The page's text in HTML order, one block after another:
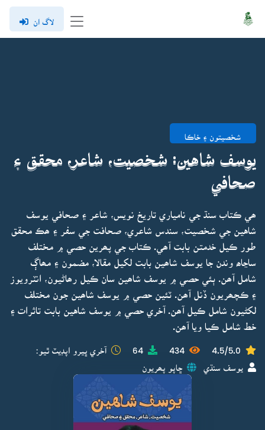
لاگ ان
شخصيتون ۽ خاڪا
يوسف شاهين: شخصيت، شاعر، محقق ۽
صحافي
ھي ڪتاب سنڌ جي نامياري تاريخ نويس، شاعر ۽ صحافي يوسف
شاهين جي شخصيت، سندس شاعري، صحافت جي سفر ۽ ھڪ محقق
طور ڪيل خدمتن بابت آھي. ڪتاب جي پھرين حصي ۾ مختلف
ساڃاھ وندن جا يوسف شاھين بابت لکيل مقالا، مضمون ۽ مھاڳ
شامل آھن. ٻئي حصي ۾ يوسف شاھين سان ڪيل رھاڻيون، انٽرويوز
۽ ڪچھريون ڏنل آھن. ٽئين حصي ۾ يوسف شاھين جون مختلف
لکڻيون شامل ڪيل آھن. آخري حصي ۾ يوسف شاهين بابت تاثرات ۽
خط شامل ڪيا ويا آھن.
4.5/5.0
434
64 آخري ڀيرو اپڊيٽ ٿيو:
يوسف سنڌي ڇاپو پھريون